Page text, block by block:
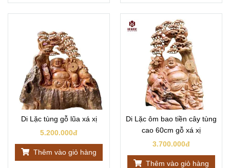
Di Lặc tùng gỗ lũa xá xị
5.200.000đ
Thêm vào giỏ hàng
Di Lặc ôm bao tiền cây tùng
cao 60cm gỗ xá xị
3.700.000đ
Thêm vào giỏ hàng